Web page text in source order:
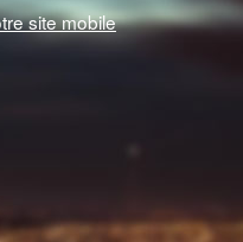
site mobile